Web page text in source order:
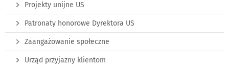
Projekty unijne US
Patronaty honorowe Dyrektora US
Zaangażowanie społeczne
Urząd przyjazny klientom